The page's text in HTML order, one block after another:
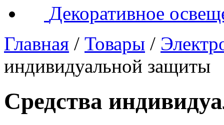
Декоративное
Главная / Товары /
индивидуальной защиты
Средства